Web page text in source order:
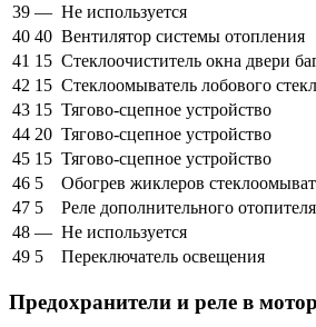
39 — Не используется
40 40 Вентилятор системы отопления
41 15 Стеклоочиститель окна двери
42 15 Стеклоомыватель лобового
43 15 Тягово-сцепное устройство
44 20 Тягово-сцепное устройство
45 15 Тягово-сцепное устройство
46 5
Обогрев жиклеров
47 5
Реле дополнительного отопителя
48 — Не используется
49 5 Переключатель освещения
Предохранители и реле в